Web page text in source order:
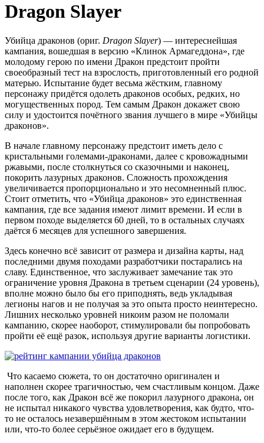
Dragon Slayer
Убийца драконов (ориг. Dragon Slayer) — интереснейшая
кампания, вошедшая в версию «Клинок Армагеддона», где
молодому герою по имени Дракон предстоит пройти
своеобразный тест на взрослость, приготовленный его родной
матерью. Испытание будет весьма жёстким, главному
персонажу придётся одолеть драконов особых, редких, но
могущественных пород. Тем самым Дракон докажет свою
силу и удостоится почётного звания лучшего в мире «Убийцы
драконов».
В начале главному персонажу предстоит иметь дело с
кристальными големами-драконами, далее с кровожадными
ржавыми, после столкнуться со сказочными и наконец,
покорить лазурных драконов. Сложность прохождения
увеличивается пропорционально и это несомненный плюс.
Стоит отметить, что «Убийца драконов» это единственная
кампания, где все задания имеют лимит времени. И если в
первом походе выделяется 60 дней, то в остальных случаях
даётся 6 месяцев для успешного завершения.
Здесь конечно всё зависит от размера и дизайна карты, над
последними двумя походами разработчики постарались на
славу. Единственное, что заслуживает замечание так это
ограничение уровня Дракона в третьем сценарии (24 уровень),
вполне можно было бы его приподнять, ведь укладывая
легионы нагов и не получая за это опыта просто неинтересно.
Лишних несколько уровней никоим разом не поломали
кампанию, скорее наоборот, стимулировали бы попробовать
пройти её ещё разок, используя другие варианты логистики.
Что касаемо сюжета, то он достаточно оригинален и
наполнен скорее трагичностью, чем счастливым концом. Даже
после того, как Дракон всё же покорил лазурного дракона, он
не испытал никакого чувства удовлетворения, как будто, что-
то не осталось незавершённым в этом жестоком испытании
или, что-то более серьёзное ожидает его в будущем.